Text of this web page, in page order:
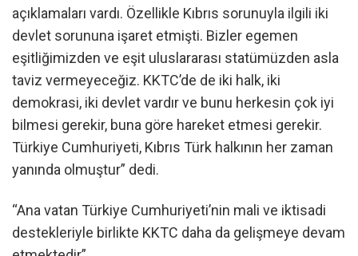
açıklamaları vardı. Özellikle Kıbrıs sorunuyla ilgili iki
devlet sorununa işaret etmişti. Bizler egemen
eşitliğimizden ve eşit uluslararası statümüzden asla
taviz vermeyeceğiz. KKTC’de de iki halk, iki
demokrasi, iki devlet vardır ve bunu herkesin çok iyi
bilmesi gerekir, buna göre hareket etmesi gerekir.
Türkiye Cumhuriyeti, Kıbrıs Türk halkının her zaman
yanında olmuştur” dedi.
“Ana vatan Türkiye Cumhuriyeti’nin mali ve iktisadi
destekleriyle birlikte KKTC daha da gelişmeye devam